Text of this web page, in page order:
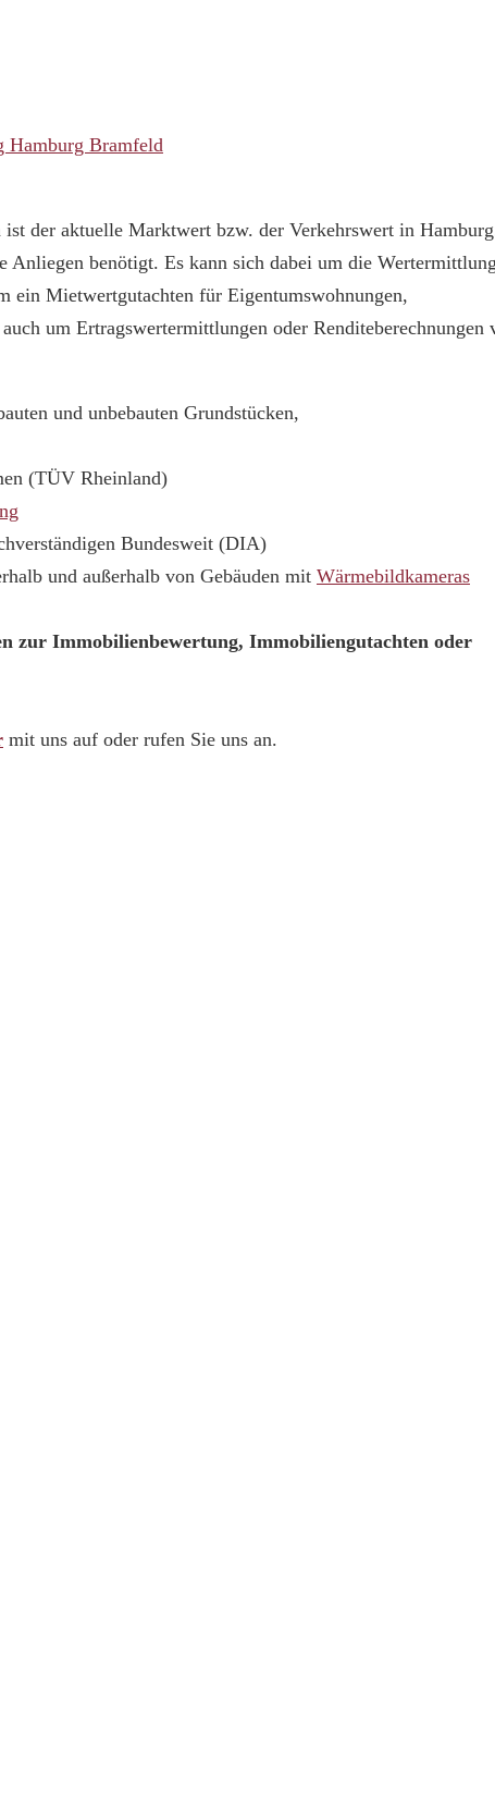
Hamburg Bramfeld
der aktuelle Marktwert bzw. der Verkehrswert in
Anliegen benötigt. Es kann sich dabei um die Wertermittlung
ein Mietwertgutachten für Eigentumswohnungen,
um Ertragswertermittlungen oder Renditeberechnungen
und unbebauten Grundstücken,
(TÜV Rheinland)
Bundesweit (DIA)
und außerhalb von Gebäuden mit Wärmebildkameras
zur Immobilienbewertung, Immobiliengutachten oder
mit uns auf oder rufen Sie uns an.